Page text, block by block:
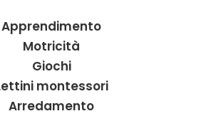
Apprendimento
Motricità
Giochi
montessori
Arredamento